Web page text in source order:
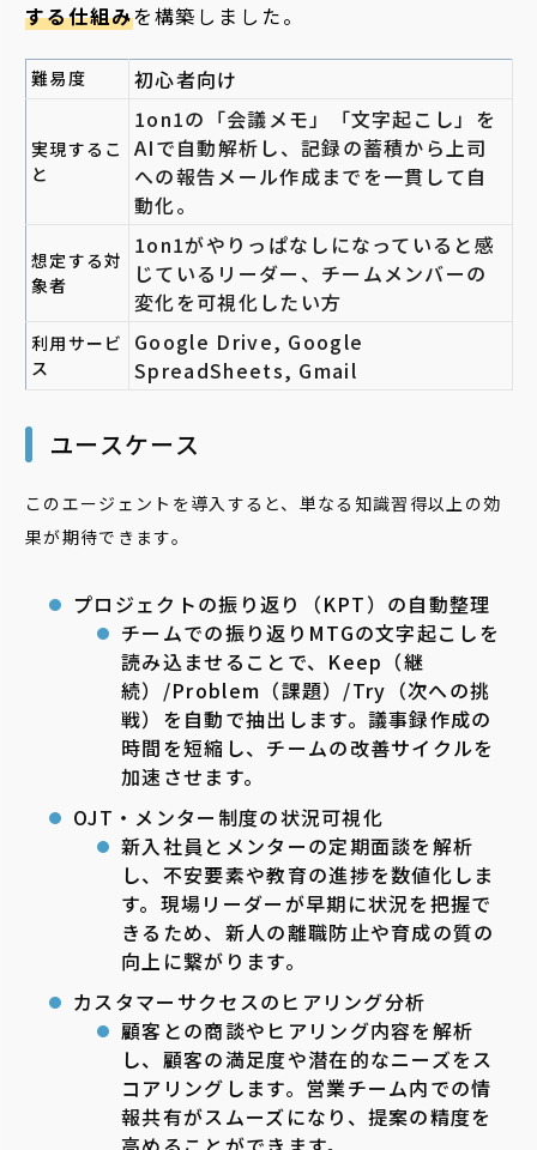
する仕組みを構築しました。
難易度 初心者向け
実現するこ
と
1on1の「会議メモ」「文字起こし」を
AIで自動解析し、記録の蓄積から上司
への報告メール作成までを一貫して自
動化。
想定する対
象者
1on1がやりっぱなしになっていると感
じているリーダー、チームメンバーの
変化を可視化したい方
利用サービ
ス
Google Drive, Google
SpreadSheets, Gmail
ユースケース
このエージェントを導入すると、単なる知識習得以上の効
果が期待できます。
プロジェクトの振り返り（KPT）の自動整理
チームでの振り返りMTGの文字起こしを
読み込ませることで、Keep（継
続）/Problem（課題）/Try（次への挑
戦）を自動で抽出します。議事録作成の
時間を短縮し、チームの改善サイクルを
加速させます。
OJT・メンター制度の状況可視化
新入社員とメンターの定期面談を解析
し、不安要素や教育の進捗を数値化しま
す。現場リーダーが早期に状況を把握で
きるため、新人の離職防止や育成の質の
向上に繋がります。
カスタマーサクセスのヒアリング分析
顧客との商談やヒアリング内容を解析
し、顧客の満足度や潜在的なニーズをス
コアリングします。営業チーム内での情
報共有がスムーズになり、提案の精度を